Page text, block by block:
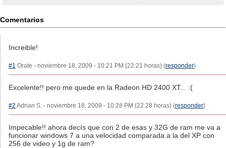
Comentarios
Increible!
#1 Orate - noviembre 18, 2009 - 10:21 PM (22:21 horas) (responder)
Excelente!! pero me quede en la Radeon HD 2400 XT... :(
#2 Adrian S. - noviembre 18, 2009 - 10:28 PM (22:28 horas) (responder)
Impecable!! ahora decís que con 2 de esas y 32G de ram me va a
funcionar windows 7 a una velocidad comparada a la del XP con
256 de video y 1g de ram?